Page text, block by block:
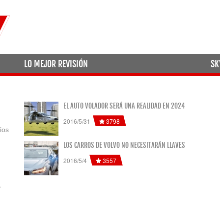
LO MEJOR REVISIÓN
EL AUTO VOLADOR SERÁ UNA REALIDAD EN 2024
2016/5/31
3798
LOS CARROS DE VOLVO NO NECESITARÁN LLAVES
2016/5/4
3557